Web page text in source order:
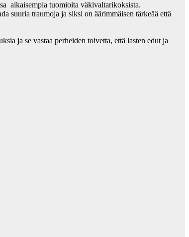
aikaisempia tuomioita väkivaltarikoksista.
suuria traumoja ja siksi on äärimmäisen tärkeää että
ja se vastaa perheiden toivetta, että lasten edut ja